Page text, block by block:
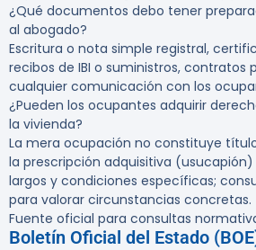
¿Qué documentos debo tener
al abogado?
Escritura o nota simple registral,
recibos de IBI o suministros, contratos
cualquier comunicación con los
¿Pueden los ocupantes adquirir
la vivienda?
La mera ocupación no constituye
la prescripción adquisitiva (usucapión)
largos y condiciones específicas;
para valorar circunstancias concretas.
Fuente oficial para consultas
Boletín Oficial del Estado